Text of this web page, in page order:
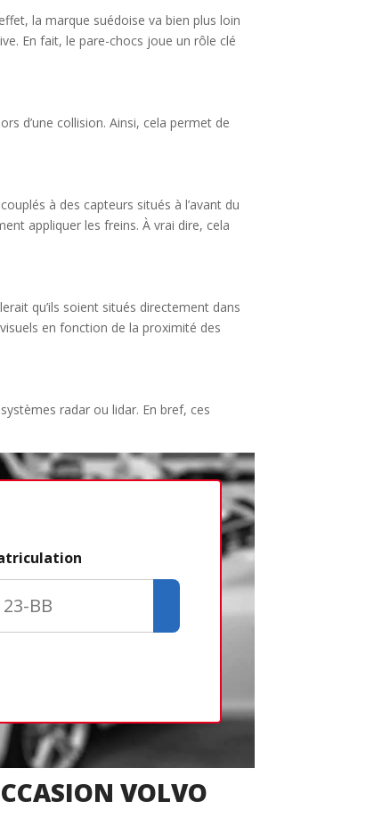
la marque suédoise va bien plus loin
En fait, le pare-chocs joue un rôle clé
d’une collision. Ainsi, cela permet de
à des capteurs situés à l’avant du
appliquer les freins. À vrai dire, cela
qu’ils soient situés directement dans
en fonction de la proximité des
radar ou lidar. En bref, ces
VOLVO